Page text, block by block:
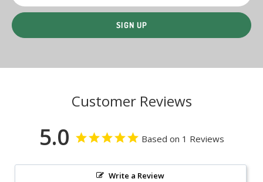
Customer Reviews
5.0 Based on 1 Reviews
Write a Review